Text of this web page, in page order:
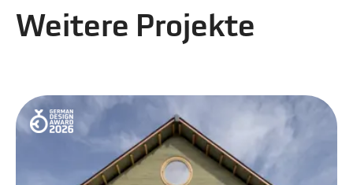
Weitere Projekte